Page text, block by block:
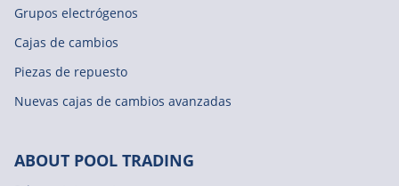
Grupos electrógenos
Cajas de cambios
Piezas de repuesto
Nuevas cajas de cambios avanzadas
ABOUT POOL TRADING